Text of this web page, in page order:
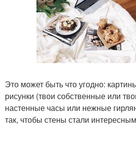
Это может быть что угодно:
рисунки (твои собственные или
настенные часы или нежные
так, чтобы стены стали